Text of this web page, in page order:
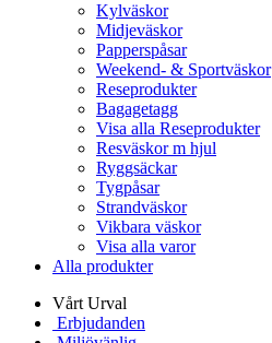
Kylväskor
Midjeväskor
Papperspåsar
Weekend- & Sportväskor
Reseprodukter
Bagagetagg
Visa alla Reseprodukter
Resväskor m hjul
Ryggsäckar
Tygpåsar
Strandväskor
Vikbara väskor
Visa alla varor
Alla produkter
Vårt Urval
Erbjudanden